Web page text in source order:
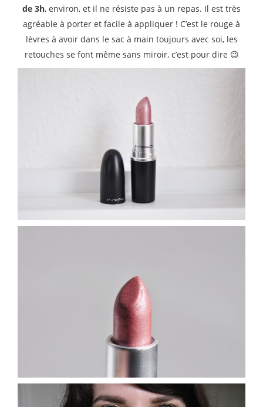
de 3h, environ, et il ne résiste pas à un repas. Il est très
agréable à porter et facile à appliquer ! C’est le rouge à
lèvres à avoir dans le sac à main toujours avec soi, les
retouches se font même sans miroir, c’est pour dire 😉